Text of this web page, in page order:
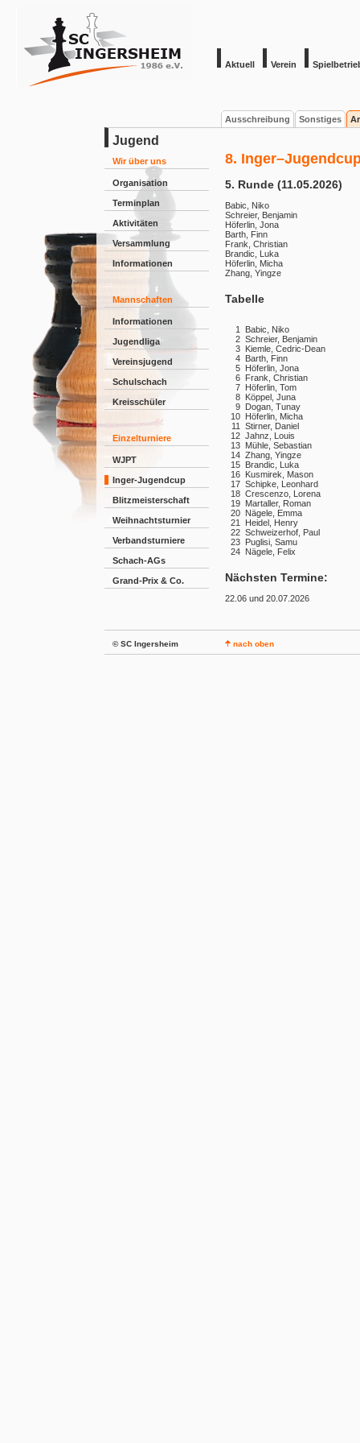
Aktuell Verein
Ausschreibung Sonstiges
Jugend
Wir über uns
Organisation
Terminplan
Aktivitäten
Versammlung
Informationen
Mannschaften
Informationen
Jugendliga
Vereinsjugend
Schulschach
Kreisschüler
Einzelturniere
WJPT
Inger-Jugendcup
Blitzmeisterschaft
Weihnachtsturnier
Verbandsturniere
Schach-AGs
Grand-Prix & Co.
8.
5. Runde (11.05.2026)
Babic, Niko
Schreier, Benjamin
Höferlin, Jona
Barth, Finn
Frank, Christian
Brandic, Luka
Höferlin, Micha
Zhang, Yingze
Tabelle
1
Babic, Niko
2 Schreier, Benjamin
3 Kiemle, Cedric-Dean
4 Barth, Finn
5 Höferlin, Jona
6 Frank, Christian
7 Höferlin, Tom
8 Köppel, Juna
9 Dogan, Tunay
10 Höferlin, Micha
11
Stirner, Daniel
12 Jahnz, Louis
13 Mühle, Sebastian
14 Zhang, Yingze
15 Brandic, Luka
16 Kusmirek, Mason
17 Schipke, Leonhard
18 Crescenzo, Lorena
19 Martaller, Roman
20 Nägele, Emma
21
Heidel, Henry
22 Schweizerhof, Paul
23 Puglisi, Samu
24 Nägele, Felix
Nächsten Termine:
22.06 und 20.07.2026
© SC Ingersheim nach oben